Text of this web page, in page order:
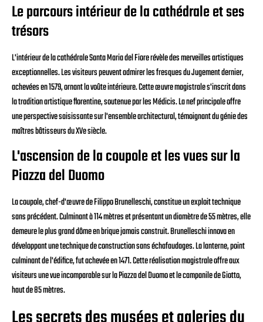
Le parcours intérieur de la cathédrale et ses
trésors
L'intérieur de la cathédrale Santa Maria del Fiore révèle des merveilles artistiques
exceptionnelles. Les visiteurs peuvent admirer les fresques du Jugement dernier,
achevées en 1579, ornant la voûte intérieure. Cette œuvre magistrale s'inscrit dans
la tradition artistique florentine, soutenue par les Médicis. La nef principale offre
une perspective saisissante sur l'ensemble architectural, témoignant du génie des
maîtres bâtisseurs du XVe siècle.
L'ascension de la coupole et les vues sur la
Piazza del Duomo
La coupole, chef-d'œuvre de Filippo Brunelleschi, constitue un exploit technique
sans précédent. Culminant à 114 mètres et présentant un diamètre de 55 mètres, elle
demeure le plus grand dôme en brique jamais construit. Brunelleschi innova en
développant une technique de construction sans échafaudages. La lanterne, point
culminant de l'édifice, fut achevée en 1471. Cette réalisation magistrale offre aux
visiteurs une vue incomparable sur la Piazza del Duomo et le campanile de Giotto,
haut de 85 mètres.